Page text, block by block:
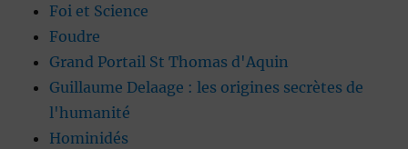
Foi et Science
Foudre
Grand Portail St Thomas d'Aquin
Guillaume Delaage : les origines secrètes de
l'humanité
Hominidés